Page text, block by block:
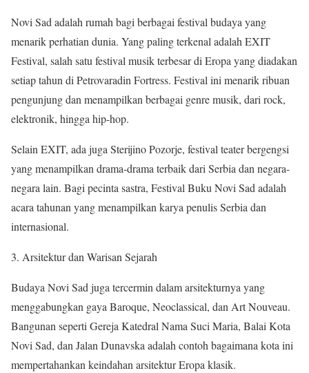
Novi Sad adalah rumah bagi berbagai festival budaya yang
menarik perhatian dunia. Yang paling terkenal adalah EXIT
Festival, salah satu festival musik terbesar di Eropa yang diadakan
setiap tahun di Petrovaradin Fortress. Festival ini menarik ribuan
pengunjung dan menampilkan berbagai genre musik, dari rock,
elektronik, hingga hip-hop.
Selain EXIT, ada juga Sterijino Pozorje, festival teater bergengsi
yang menampilkan drama-drama terbaik dari Serbia dan negara-
negara lain. Bagi pecinta sastra, Festival Buku Novi Sad adalah
acara tahunan yang menampilkan karya penulis Serbia dan
internasional.
Arsitektur dan Warisan Sejarah
Budaya Novi Sad juga tercermin dalam arsitekturnya yang
menggabungkan gaya Baroque, Neoclassical, dan Art Nouveau.
Bangunan seperti Gereja Katedral Nama Suci Maria, Balai Kota
Novi Sad, dan Jalan Dunavska adalah contoh bagaimana kota ini
mempertahankan keindahan arsitektur Eropa klasik.